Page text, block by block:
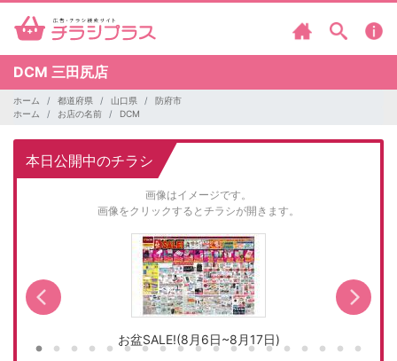
DCM 三田尻店
ホーム 都道府県 山口県
防府市
ホーム
お店の名前 DCM
本日公開中のチラシ
画像はイメージです。
画像をクリックするとチラシが開きます。
お盆SALE!(8月6日~8月17日)